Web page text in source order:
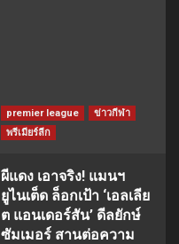
premier league
ข่าวกีฬา
พรีเมียร์ลีก
ผีแดง เอาจริง! แมนฯ
ยูไนเต็ด ล็อกเป้า ‘เอลเลีย
ต แอนเดอร์สัน’ ดีลยักษ์
ซัมเมอร์ สานต่อความ